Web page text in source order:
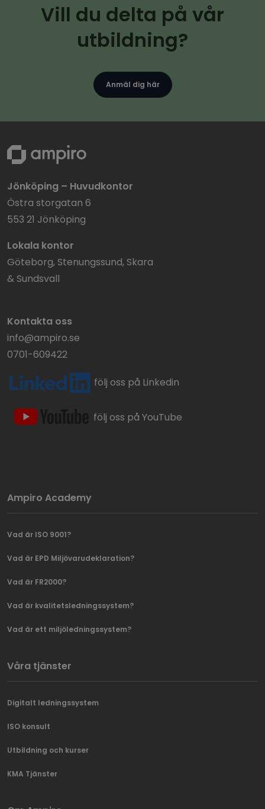
Vill du delta på vår
utbildning?
Anmäl dig här
Jönköping – Huvudkontor
Östra storgatan 6
553 21 Jönköping
Lokala kontor
Göteborg, Stenungssund, Skara
& Sundsvall
Kontakta oss
info@ampiro.se
0701-609422
följ oss på Linkedin
följ oss på YouTube
Ampiro Academy
Vad är ISO 9001?
Vad är EPD Miljövarudeklaration?
Vad är FR2000?
Vad är kvalitetsledningssystem?
Vad är ett miljöledningssystem?
Våra tjänster
Digitalt ledningssystem
ISO konsult
Utbildning och kurser
KMA Tjänster